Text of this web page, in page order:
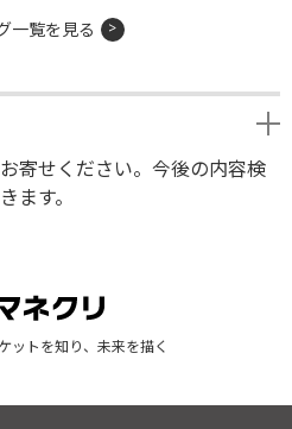
一覧を見る
寄せください。今後の内容検
ます。
ットを知り、未来を描く